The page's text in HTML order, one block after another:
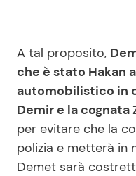
A tal proposito,
che è stato Hakan
automobilistico in
Demir e la cognata
per evitare che la
polizia e metterà in
Demet sarà